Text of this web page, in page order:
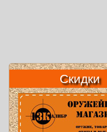
Скидки